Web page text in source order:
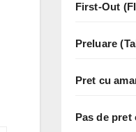
First-Out
Preluare
Pret cu
Pas de pret